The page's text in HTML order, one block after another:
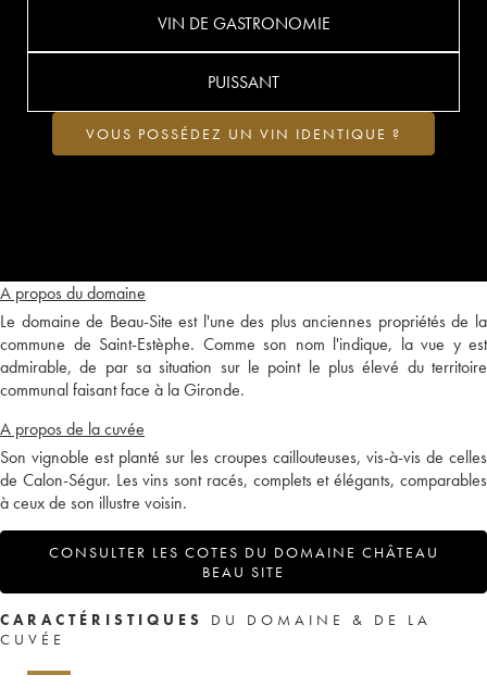
A propos du domaine
Le domaine de Beau-Site est l'une des plus anciennes propriétés de la
commune de Saint-Estèphe. Comme son nom l'indique, la vue y est
admirable, de par sa situation sur le point le plus élevé du territoire
communal faisant face à la Gironde.
A propos de la cuvée
Son vignoble est planté sur les croupes caillouteuses, vis-à-vis de celles
de Calon-Ségur. Les vins sont racés, complets et élégants, comparables
à ceux de son illustre voisin.
CONSULTER LES COTES DU DOMAINE CHÂTEAU
BEAU SITE
VIN DE GASTRONOMIE
PUISSANT
VOUS POSSÉDEZ UN VIN IDENTIQUE ?
CARACTÉRISTIQUES
DU DOMAINE & DE LA
CUVÉE